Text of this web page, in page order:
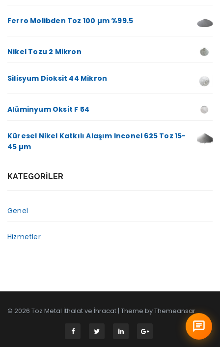
Ferro Molibden Toz 100 µm %99.5
Nikel Tozu 2 Mikron
Silisyum Dioksit 44 Mikron
Alüminyum Oksit F 54
Küresel Nikel Katkılı Alaşım Inconel 625 Toz 15-
45 µm
KATEGORILER
Genel
Hizmetler
© 2026 Toz Metal İthalat ve İhracat | Theme byThemeansar